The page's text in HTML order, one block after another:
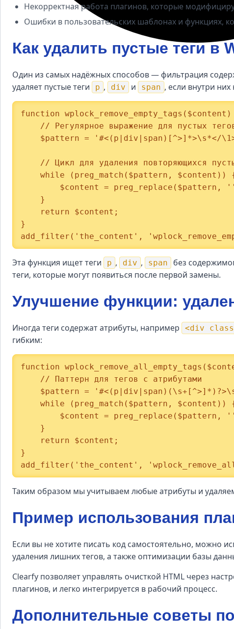
Некорректная работа плагинов, которые
Ошибки в пользовательских шаблонах и функциях,
Как удалить пустые теги
Один из самых надёжных способов — фильтрация
удаляет пустые теги
p , div и span , если внутри них
function
}
add_filter('the_content',
Эта функция ищет теги p , div , span
без
теги, которые могут появиться после первой замены.
Улучшение функции:
Иногда теги содержат атрибуты, например <div
гибким:
function
}
add_filter('the_content',
Таким образом мы учитываем любые атрибуты и
Пример использования
Если вы не хотите писать код самостоятельно, можно
удаления лишних тегов, а также оптимизации базы
Clearfy позволяет управлять очисткой HTML через
плагинов, и легко интегрируется в рабочий процесс.
Дополнительные советы